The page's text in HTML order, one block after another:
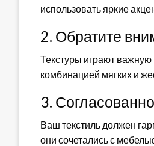
использовать яркие
2. Обратите
Текстуры играют важную
комбинацией мягких и
3.
Ваш текстиль должен
они сочетались с